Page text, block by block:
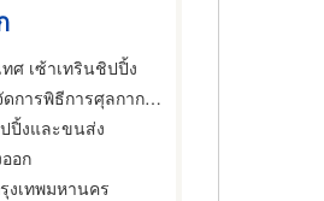
ศ เซ้าเทรินชิปปิ้ง
ากร,นายหน้าดำเนินการพิธีการศุลกากร,ศุลกากร
ปิ้งและขนส่ง
อก
งเทพมหานคร